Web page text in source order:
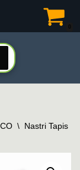
\ Nastri Tapis